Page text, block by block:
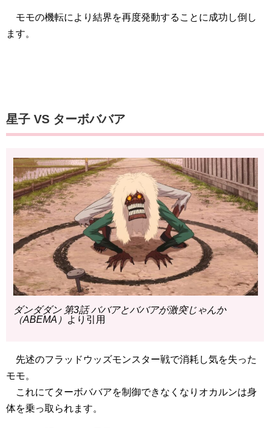
モモの機転により結界を再度発動することに成功し倒し
ます。
星子 VS ターボババア
ダンダダン 第3話 ババアとババアが激突じゃんか
（ABEMA）
より引用
先述のフラッドウッズモンスター戦で消耗し気を失った
モモ。
これにてターボババアを制御できなくなりオカルンは身
体を乗っ取られます。